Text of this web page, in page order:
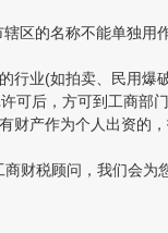
的名称不能单独用
(如拍卖、民用爆
后，方可到工商部
产作为个人出资的，
税顾问，我们会为